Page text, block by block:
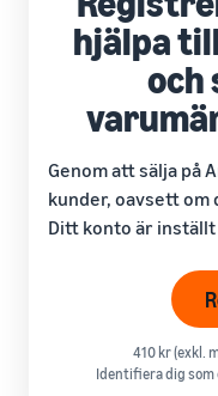
hjälpa
och
Genom att sälja på
kunder, oavsett om
Ditt konto är inställt
410 kr (exkl.
Identifiera dig som